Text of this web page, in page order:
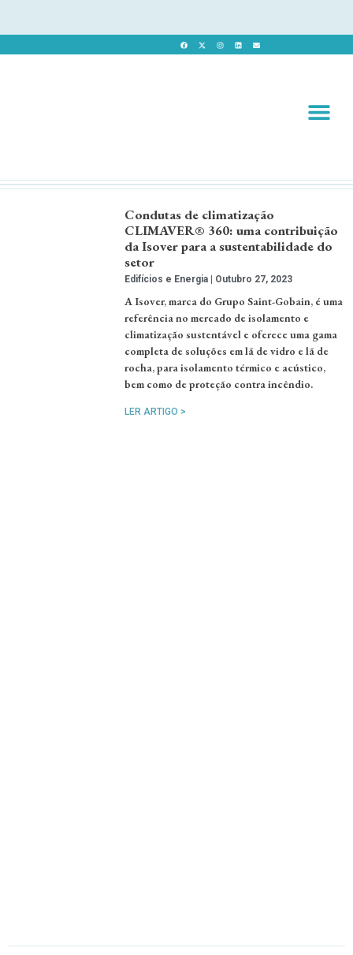
Condutas de climatização
CLIMAVER® 360: uma contribuição
da Isover para a sustentabilidade do
setor
Edifícios e Energia Outubro 27, 2023
A Isover, marca do Grupo Saint-Gobain, é uma
referência no mercado de isolamento e
climatização sustentável e oferece uma gama
completa de soluções em lã de vidro e lã de
rocha, para isolamento térmico e acústico,
bem como de proteção contra incêndio.
LER ARTIGO >